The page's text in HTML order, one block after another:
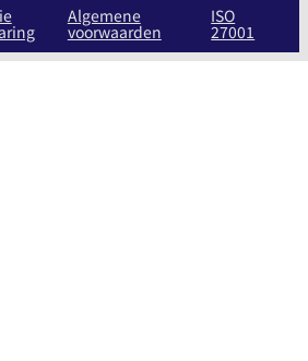
Algemene
voorwaarden
ISO
27001